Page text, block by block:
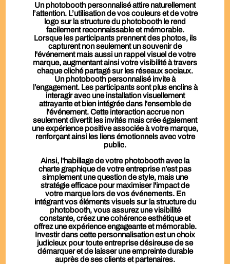
Un photobooth personnalisé attire naturellement
l’attention. L’utilisation de vos couleurs et de votre
logo sur la structure du photobooth le rend
facilement reconnaissable et mémorable.
Lorsque les participants prennent des photos, ils
capturent non seulement un souvenir de
l'événement mais aussi un rappel visuel de votre
marque, augmentant ainsi votre visibilité à travers
chaque cliché partagé sur les réseaux sociaux.
Un photobooth personnalisé invite à
l’engagement. Les participants sont plus enclins à
interagir avec une installation visuellement
attrayante et bien intégrée dans l'ensemble de
l'événement. Cette interaction accrue non
seulement divertit les invités mais crée également
une expérience positive associée à votre marque,
renforçant ainsi les liens émotionnels avec votre
public.
Ainsi, l'habillage de votre photobooth avec la
charte graphique de votre entreprise n’est pas
simplement une question de style, mais une
stratégie efficace pour maximiser l'impact de
votre marque lors de vos événements. En
intégrant vos éléments visuels sur la structure du
photobooth, vous assurez une visibilité
constante, créez une cohérence esthétique et
offrez une expérience engageante et mémorable.
Investir dans cette personnalisation est un choix
judicieux pour toute entreprise désireuse de se
démarquer et de laisser une empreinte durable
auprès de ses clients et partenaires.